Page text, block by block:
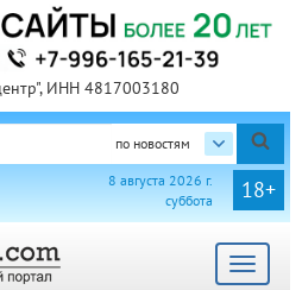
ИНН 4817003180
по новостям
18+
8 августа 2026 г.
суббота
Toggle